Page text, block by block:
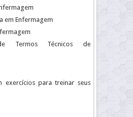
em Enfermagem
Termos Técnicos de
exercícios para treinar seus